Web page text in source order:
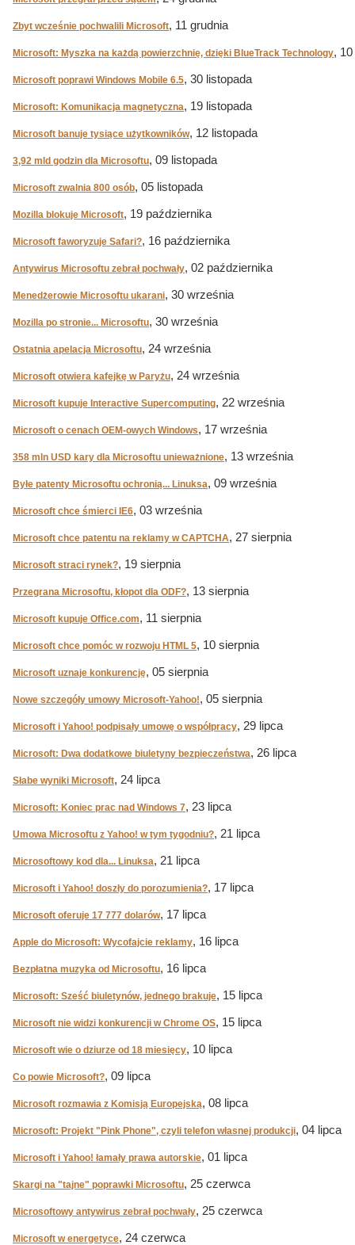
Zbyt wcześnie pochwalili Microsoft, 11 grudnia
Microsoft: Myszka na każdą powierzchnię, dzięki BlueTrack Technology,
Microsoft poprawi Windows Mobile 6.5, 30 listopada
Microsoft: Komunikacja magnetyczna, 19 listopada
Microsoft banuje tysiące użytkowników, 12 listopada
3,92 mld godzin dla Microsoftu, 09 listopada
Microsoft zwalnia 800 osób, 05 listopada
Mozilla blokuje Microsoft, 19 października
Microsoft faworyzuje Safari?, 16 października
Antywirus Microsoftu zebrał pochwały, 02 października
Menedżerowie Microsoftu ukarani, 30 września
Mozilla po stronie... Microsoftu, 30 września
Ostatnia apelacja Microsoftu, 24 września
Microsoft otwiera kafejkę w Paryżu, 24 września
Microsoft kupuje Interactive Supercomputing, 22 września
Microsoft o cenach OEM-owych Windows, 17 września
358 mln USD kary dla Microsoftu unieważnione, 13 września
Byłe patenty Microsoftu ochronią... Linuksa, 09 września
Microsoft chce śmierci IE6, 03 września
Microsoft chce patentu na reklamy w CAPTCHA, 27 sierpnia
Microsoft straci rynek?, 19 sierpnia
Przegrana Microsoftu, kłopot dla ODF?, 13 sierpnia
Microsoft kupuje Office.com, 11 sierpnia
Microsoft chce pomóc w rozwoju HTML 5, 10 sierpnia
Microsoft uznaje konkurencję, 05 sierpnia
Nowe szczegóły umowy Microsoft-Yahoo!, 05 sierpnia
Microsoft i Yahoo! podpisały umowę o współpracy, 29 lipca
Microsoft: Dwa dodatkowe biuletyny bezpieczeństwa, 26 lipca
Słabe wyniki Microsoft, 24 lipca
Microsoft: Koniec prac nad Windows 7, 23 lipca
Umowa Microsoftu z Yahoo! w tym tygodniu?, 21 lipca
Microsoftowy kod dla... Linuksa, 21 lipca
Microsoft i Yahoo! doszły do porozumienia?, 17 lipca
Microsoft oferuje 17 777 dolarów, 17 lipca
Apple do Microsoft: Wycofajcie reklamy, 16 lipca
Bezpłatna muzyka od Microsoftu, 16 lipca
Microsoft: Sześć biuletynów, jednego brakuje, 15 lipca
Microsoft nie widzi konkurencji w Chrome OS, 15 lipca
Microsoft wie o dziurze od 18 miesięcy, 10 lipca
Co powie Microsoft?, 09 lipca
Microsoft rozmawia z Komisją Europejską, 08 lipca
Microsoft: Projekt "Pink Phone", czyli telefon własnej produkcji, 04 lipca
Microsoft i Yahoo! łamały prawa autorskie, 01 lipca
Skargi na "tajne" poprawki Microsoftu, 25 czerwca
Microsoftowy antywirus zebrał pochwały, 25 czerwca
Microsoft w energetyce, 24 czerwca